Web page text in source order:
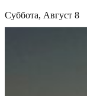
Суббота, Август 8